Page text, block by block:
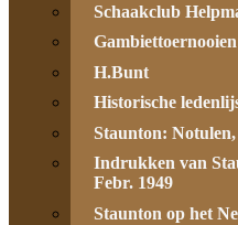
Schaakclub
Gambiettoernooien
H.Bunt
Historische
Staunton: Notulen,
Indrukken van
Febr. 1949
Staunton op het